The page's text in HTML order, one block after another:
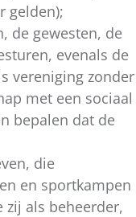
gelden);
de gewesten, de
evenals de
vereniging zonder
met een sociaal
bepalen dat de
die
en sportkampen
als beheerder,